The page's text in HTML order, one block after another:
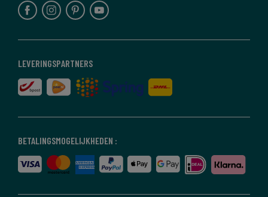
BETALINGSMOGELIJKHEDEN :
LEVERINGSPARTNERS